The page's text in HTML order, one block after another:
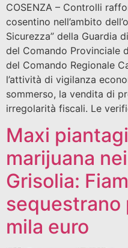
COSENZA – Controlli
cosentino nell’ambito
Sicurezza” della Guardia
del Comando Provinciale
del Comando Regionale
l’attività di vigilanza
sommerso, la vendita di
irregolarità fiscali. Le
Maxi
marijuana
Grisolia:
sequestrano
mila euro